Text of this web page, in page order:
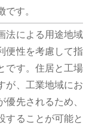
す。
法による用途地域
便性を考慮して指
です。住居と工場
が、工業地域にお
優先されるため、
することが可能と